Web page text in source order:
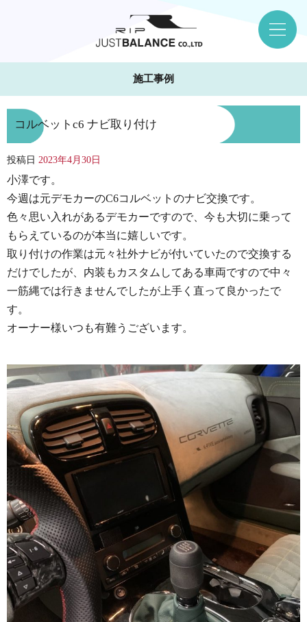
施工事例
コルベットc6 ナビ取り付け
投稿日 2023年4月30日
小澤です。
今週は元デモカーのC6コルベットのナビ交換です。
色々思い入れがあるデモカーですので、今も大切に乗って
もらえているのが本当に嬉しいです。
取り付けの作業は元々社外ナビが付いていたので交換する
だけでしたが、内装もカスタムしてある車両ですので中々
一筋縄では行きませんでしたが上手く直って良かったで
す。
オーナー様いつも有難うございます。